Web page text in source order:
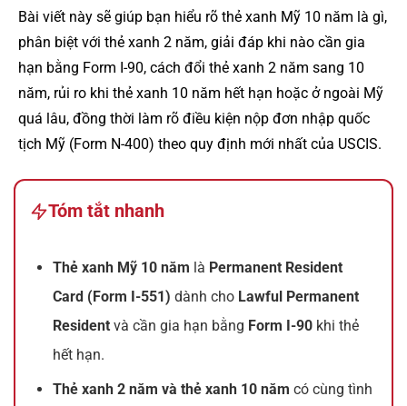
Bài viết này sẽ giúp bạn hiểu rõ thẻ xanh Mỹ 10 năm là gì,
phân biệt với thẻ xanh 2 năm, giải đáp khi nào cần gia
hạn bằng Form I-90, cách đổi thẻ xanh 2 năm sang 10
năm, rủi ro khi thẻ xanh 10 năm hết hạn hoặc ở ngoài Mỹ
quá lâu, đồng thời làm rõ điều kiện nộp đơn nhập quốc
tịch Mỹ (Form N-400) theo quy định mới nhất của USCIS.
Tóm tắt nhanh
Thẻ xanh Mỹ 10 năm là Permanent Resident
Card (Form I-551) dành cho Lawful Permanent
Resident và cần gia hạn bằng Form I-90 khi thẻ
hết hạn.
Thẻ xanh 2 năm và thẻ xanh 10 năm có cùng tình